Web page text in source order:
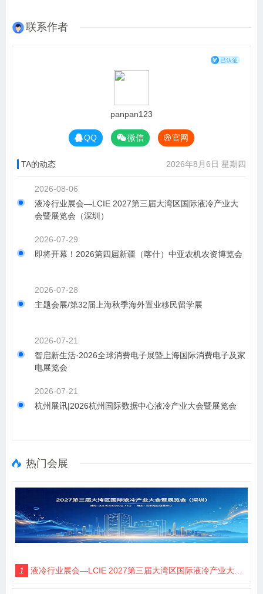
联系作者
panpan123
QQ 微信 官网
TA的动态 2026年8月6日 星期四
2026-08-06
液冷行业展会—LCIE 2027第三届大湾区国际液冷产业大
会暨展览会（深圳）
2026-07-29
即将开幕！2026第四届新疆（喀什）中亚农机农资博览会
2026-07-28
主题会展/第32届上海秋季海外置业移民留学展
2026-07-21
智启新生活·2026全球消费电子展暨上海国际消费电子及家
电展览会
2026-07-21
杭州展讯|2026杭州国际数据中心液冷产业大会暨展览会
热门会展
1 液冷行业展会—LCIE 2027第三届大湾区国际液冷产业大会暨展览会（深圳）